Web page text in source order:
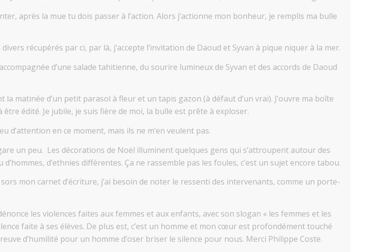
après la mue tu dois passer à l’action. Alors j’actionne mon bonheur, je remplis ma bulle
récupérés par ci, par là, j’accepte l’invitation de Daoud et Syvan à pique niquer à la mer.
d’une salade tahitienne, du sourire lumineux de Syvan et des accords de Daoud
matinée d’un petit parasol à fleur et un tapis gazon (à défaut d’un vrai). J’ouvre ma boîte
édité. Je jubile, je suis fière de moi, la bulle est prête à exploser.
d’attention en ce moment, mais ils ne m’en veulent pas.
un peu. Les décorations de Noël illuminent quelques gens qui s’attroupent autour des
d’ethnies différentes. Ça ne rassemble pas les foules, c’est un sujet encore tabou.
mon carnet d’écriture, j’ai besoin de noter le ressenti des intervenants, comme un porte-
les violences faites aux femmes et aux enfants, avec son slogan « les femmes et les
faite à ses élèves. De plus est, c’est un homme et mon cœur est profondément touché
d’humilité pour un homme d’oser briser le silence pour nous. Merci Philippe Coste.